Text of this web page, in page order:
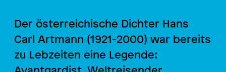
Der österreichische Dichter Hans
Carl Artmann (1921-2000) war bereits
zu Lebzeiten eine Legende: